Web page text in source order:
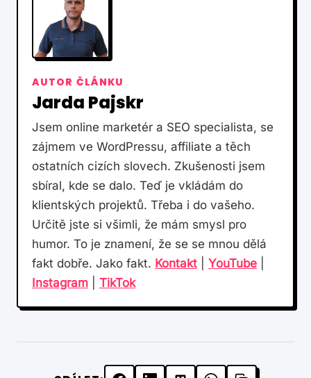
AUTOR ČLÁNKU
Jarda Pajskr
Jsem online marketér a SEO specialista, se
zájmem ve WordPressu, affiliate a těch
ostatních cizích slovech. Zkušenosti jsem
sbíral, kde se dalo. Teď je vkládám do
klientských projektů. Třeba i do vašeho.
Určitě jste si všimli, že mám smysl pro
humor. To je znamení, že se se mnou dělá
fakt dobře. Jako fakt. Kontakt YouTube
Instagram
TikTok